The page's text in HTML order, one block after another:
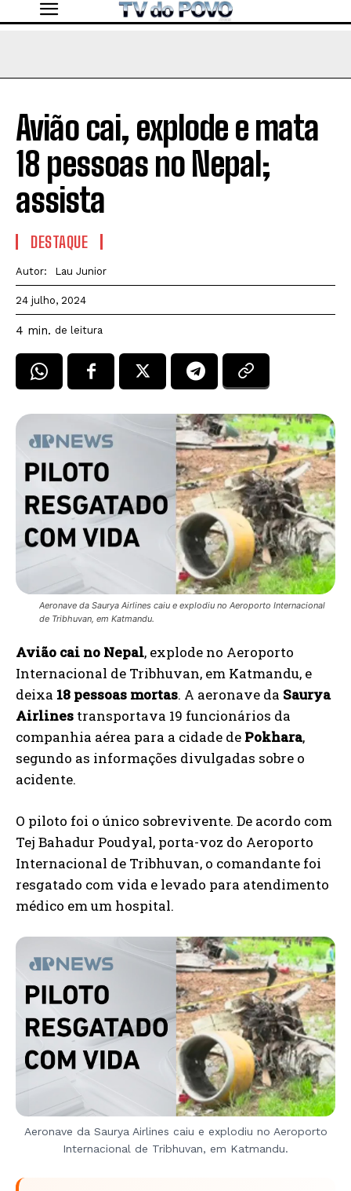
Avião cai, explode e mata
18 pessoas no Nepal;
assista
DESTAQUE
Autor: Lau Junior
24 julho, 2024
4 min. de leitura
Aeronave da Saurya Airlines caiu e explodiu no Aeroporto Internacional
de Tribhuvan, em Katmandu.
Avião cai no Nepal, explode no Aeroporto
Internacional de Tribhuvan, em Katmandu, e
deixa 18 pessoas mortas. A aeronave da Saurya
Airlines transportava 19 funcionários da
companhia aérea para a cidade de Pokhara,
segundo as informações divulgadas sobre o
acidente.
O piloto foi o único sobrevivente. De acordo com
Tej Bahadur Poudyal, porta-voz do Aeroporto
Internacional de Tribhuvan, o comandante foi
resgatado com vida e levado para atendimento
médico em um hospital.
Aeronave da Saurya Airlines caiu e explodiu no Aeroporto
Internacional de Tribhuvan, em Katmandu.